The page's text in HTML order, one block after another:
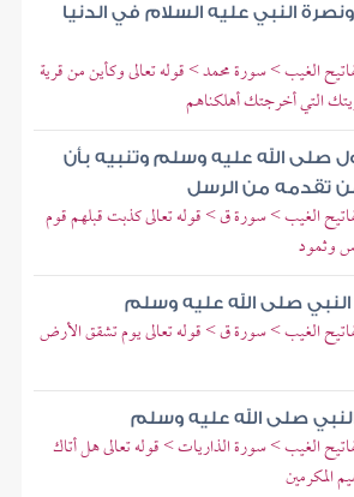
ونصرة النبي عليه السلام في الدنيا
الغيب > سورة محمد > قوله تعالى وكأين من قرية
التي أخرجتك أهلكناهم
صلى الله عليه وسلم وتنبيه بأن
تقدمه من الرسل
الغيب > سورة ق > قوله تعالى كذبت قبلهم قوم
وثمود
صلى الله عليه وسلم
الغيب > سورة ق > قوله تعالى يوم تشقق الأرض
صلى الله عليه وسلم
الغيب > سورة الذاريات > قوله تعالى هل أتاك
المكرمين